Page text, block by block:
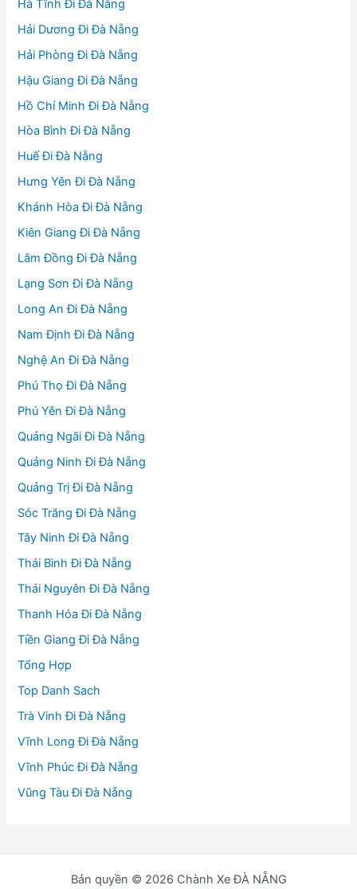
Hà Tĩnh Đi Đà Nẵng
Hải Dương Đi Đà Nẵng
Hải Phòng Đi Đà Nẵng
Hậu Giang Đi Đà Nẵng
Hồ Chí Minh Đi Đà Nẵng
Hòa Bình Đi Đà Nẵng
Huế Đi Đà Nẵng
Hưng Yên Đi Đà Nẵng
Khánh Hòa Đi Đà Nẵng
Kiên Giang Đi Đà Nẵng
Lâm Đồng Đi Đà Nẵng
Lạng Sơn Đi Đà Nẵng
Long An Đi Đà Nẵng
Nam Định Đi Đà Nẵng
Nghệ An Đi Đà Nẵng
Phú Thọ Đi Đà Nẵng
Phú Yên Đi Đà Nẵng
Quảng Ngãi Đi Đà Nẵng
Quảng Ninh Đi Đà Nẵng
Quảng Trị Đi Đà Nẵng
Sóc Trăng Đi Đà Nẵng
Tây Ninh Đi Đà Nẵng
Thái Bình Đi Đà Nẵng
Thái Nguyên Đi Đà Nẵng
Thanh Hóa Đi Đà Nẵng
Tiền Giang Đi Đà Nẵng
Tổng Hợp
Top Danh Sach
Trà Vinh Đi Đà Nẵng
Vĩnh Long Đi Đà Nẵng
Vĩnh Phúc Đi Đà Nẵng
Vũng Tàu Đi Đà Nẵng
Bản quyền © 2026 Chành Xe ĐÀ NẴNG